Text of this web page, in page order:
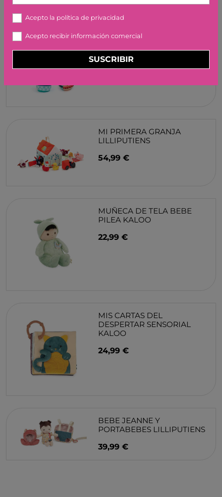
TELA LUDI
24,95 €
MI PRIMERA GRANJA
LILLIPUTIENS
54,99 €
MUÑECA DE TELA BEBE
PILEA KALOO
22,99 €
MIS CARTAS DEL
DESPERTAR SENSORIAL
KALOO
24,99 €
BEBE JEANNE Y
PORTABEBES LILLIPUTIENS
39,99 €
Acepto la política de privacidad
Acepto recibir información comercial
SUSCRIBIR